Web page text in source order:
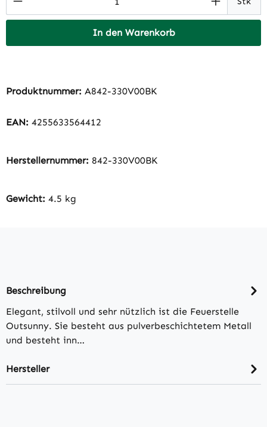
In den Warenkorb
Produktnummer: A842-330V00BK
EAN: 4255633564412
Herstellernummer: 842-330V00BK
Gewicht: 4.5 kg
Beschreibung
Elegant, stilvoll und sehr nützlich ist die Feuerstelle
Outsunny. Sie besteht aus pulverbeschichtetem Metall
und besteht inn…
Hersteller